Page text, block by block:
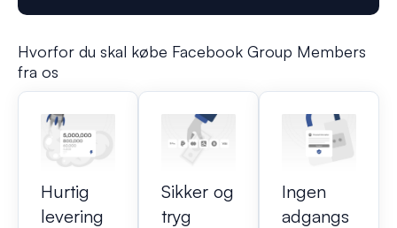
Hvorfor du skal købe Facebook Group Members
fra os
Hurtig
levering
Sikker og
tryg
Ingen
adgangs